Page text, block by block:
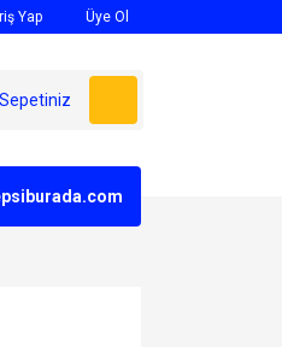
Yap Üye Ol
Sepetiniz